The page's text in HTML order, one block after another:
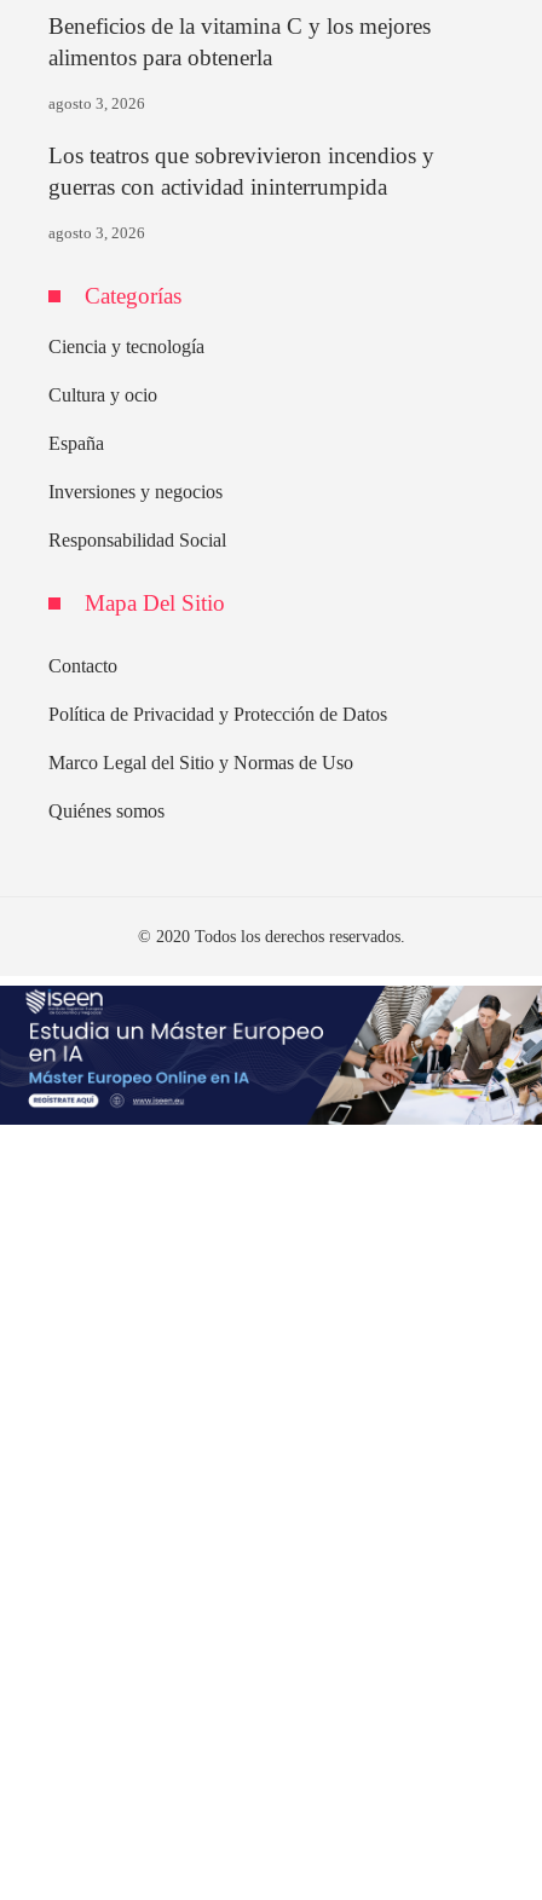
Beneficios de la vitamina C y los mejores
alimentos para obtenerla
agosto 3, 2026
Los teatros que sobrevivieron incendios y
guerras con actividad ininterrumpida
agosto 3, 2026
Categorías
Ciencia y tecnología
Cultura y ocio
España
Inversiones y negocios
Responsabilidad Social
Mapa Del Sitio
Contacto
Política de Privacidad y Protección de Datos
Marco Legal del Sitio y Normas de Uso
Quiénes somos
© 2020 Todos los derechos reservados.